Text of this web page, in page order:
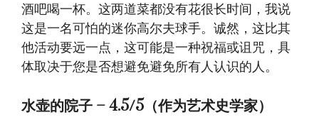
酒吧喝一杯。这两道菜都没有花很长时间，我说
这是一名可怕的迷你高尔夫球手。诚然，这比其
他活动要远一点，这可能是一种祝福或诅咒，具
体取决于您是否想避免避免所有人认识的人。
水壶的院子 –4.5/5（作为艺术史学家）